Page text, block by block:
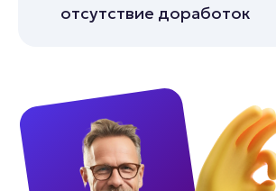
отсутствие доработок